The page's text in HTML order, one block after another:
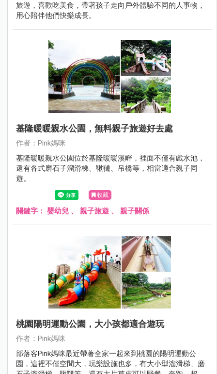
旅遊，喜歡吃美食，帶著孩子走向戶外體驗不同的人事物，
用心陪伴他們快樂成長。
基隆暖暖親水公園，無料親子旅遊好去處
作者：Pink媽咪
基隆暖暖親水公園位於基隆暖暖溪畔，裡面不僅有戲水池，
還有各式磨石子溜滑梯、鞦韆、吊橋等，相當適合親子同
遊。
收藏
關鍵字： 嬰幼兒 、 親子旅遊 、 親子關係
桃園陽明運動公園，大小孩都適合遊玩
作者：Pink媽咪
部落客Pink媽咪最近帶著全家一起來到桃園的陽明運動公
園，這裡不僅空間大，玩樂設施也多，有大小型溜滑梯、磨